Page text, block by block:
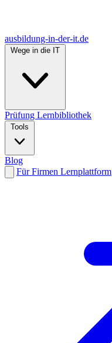
ausbildung-in-der-it.de
Prüfung Lernbibliothek
Blog
Für Firmen Lernplattform